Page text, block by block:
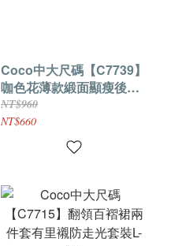
Coco中大尺碼【C7739】
咖色花薄款緞面顯瘦後背
繫帶小衫上衣L-5XL
NT$960
NT$660